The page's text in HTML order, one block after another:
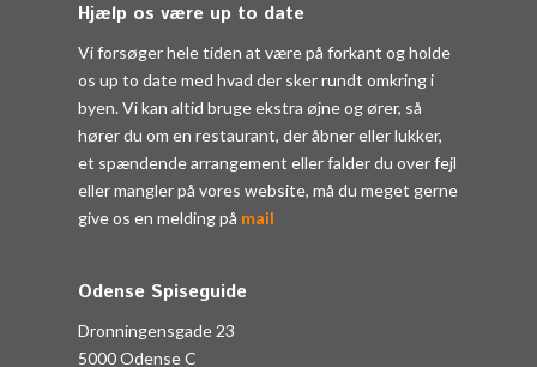
Hjælp os være up to date
Vi forsøger hele tiden at være på forkant og holde
os up to date med hvad der sker rundt omkring i
byen. Vi kan altid bruge ekstra øjne og ører, så
hører du om en restaurant, der åbner eller lukker,
et spændende arrangement eller falder du over fejl
eller mangler på vores website, må du meget gerne
give os en melding på mail
Odense Spiseguide
Dronningensgade 23
5000 Odense C